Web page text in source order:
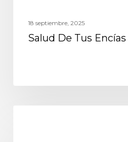
18 septiembre, 2025
Salud De Tus Encías